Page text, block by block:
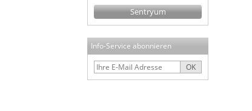
Sentryum
Info-Service abonnieren
OK